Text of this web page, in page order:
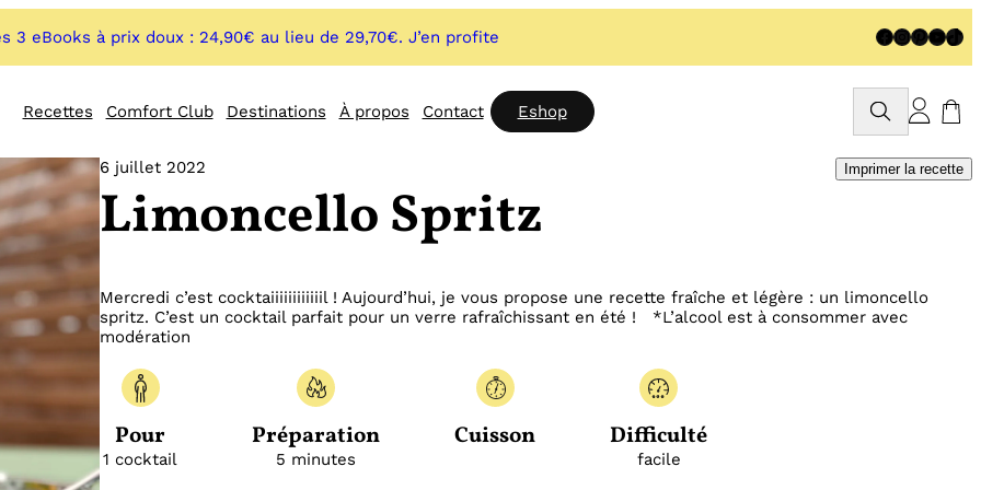
3 eBooks à prix doux : 24,90€ au lieu de 29,70€. J’en profite Facebook
Instagram
Recettes Comfort Club Destinations À propos Contact Eshop
Rechercher
6 juillet 2022 Imprimer la recette
Limoncello Spritz
Mercredi c’est cocktaiiiiiiiiiiiil ! Aujourd’hui, je vous propose une recette fraîche et légère : un limoncello
spritz. C’est un cocktail parfait pour un verre rafraîchissant en été ! *L’alcool est à consommer avec
modération
Pour
1 cocktail
Préparation
5 minutes
Cuisson Difficulté
facile